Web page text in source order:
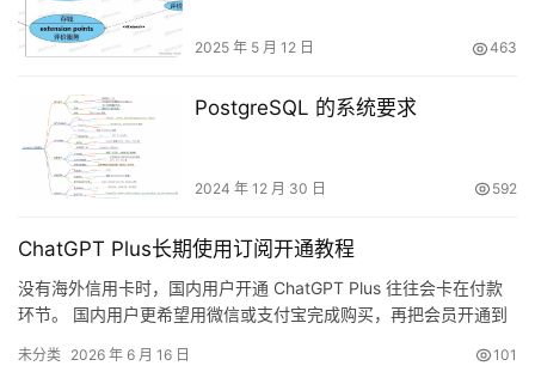
2025 年 5 月 12 日 463
PostgreSQL 的系统要求
2024 年 12 月 30 日 592
ChatGPT Plus长期使用订阅开通教程
没有海外信用卡时，国内用户开通 ChatGPT Plus 往往会卡在付款
环节。 国内用户更希望用微信或支付宝完成购买，再把会员开通到
保留历史记录、工作资料和日常使用习惯的人。
未分类 2026 年 6 月 16 日 101